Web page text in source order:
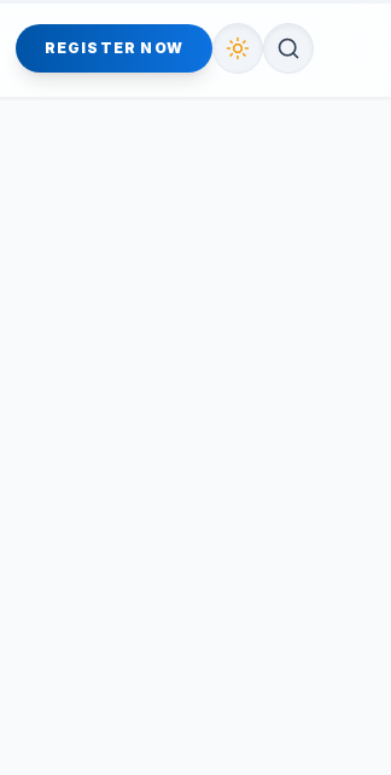
REGISTER NOW